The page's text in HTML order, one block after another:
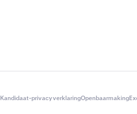
Kandidaat-privacyverklaringOpenbaarmaking